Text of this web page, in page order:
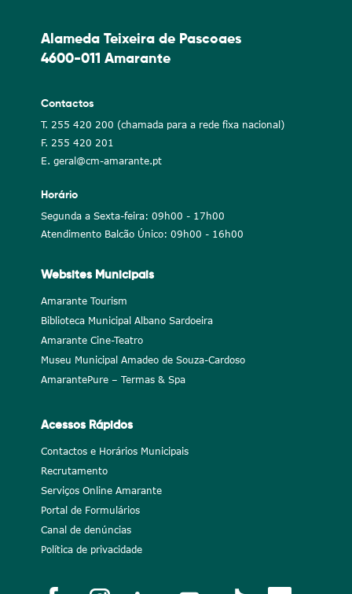
Alameda Teixeira de Pascoaes
4600-011 Amarante
Contactos
T. 255 420 200 (chamada para a rede fixa nacional)
F. 255 420 201
E. geral@cm-amarante.pt
Horário
Segunda a Sexta-feira: 09h00 - 17h00
Atendimento Balcão Único: 09h00 - 16h00
Websites Municipais
Amarante Tourism
Biblioteca Municipal Albano Sardoeira
Amarante Cine-Teatro
Museu Municipal Amadeo de Souza-Cardoso
AmarantePure – Termas & Spa
Acessos Rápidos
Contactos e Horários Municipais
Recrutamento
Serviços Online Amarante
Portal de Formulários
Canal de denúncias
Política de privacidade